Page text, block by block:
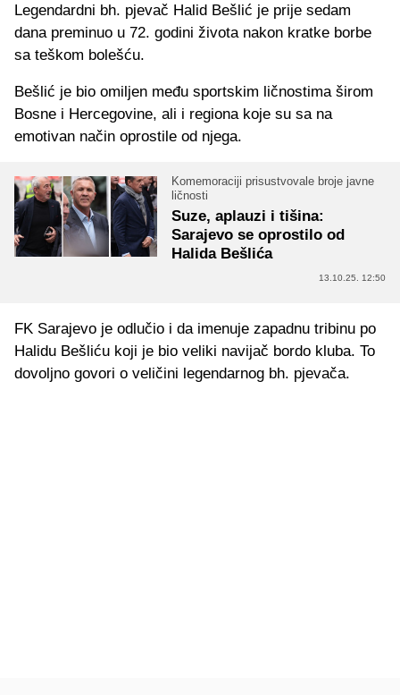
Legendardni bh. pjevač Halid Bešlić je prije sedam
dana preminuo u 72. godini života nakon kratke borbe
sa teškom bolešću.
Bešlić je bio omiljen među sportskim ličnostima širom
Bosne i Hercegovine, ali i regiona koje su sa na
emotivan način oprostile od njega.
Komemoraciji prisustvovale broje javne
ličnosti
Suze, aplauzi i tišina:
Sarajevo se oprostilo od
Halida Bešlića
13.10.25. 12:50
FK Sarajevo je odlučio i da imenuje zapadnu tribinu po
Halidu Bešliću koji je bio veliki navijač bordo kluba. To
dovoljno govori o veličini legendarnog bh. pjevača.